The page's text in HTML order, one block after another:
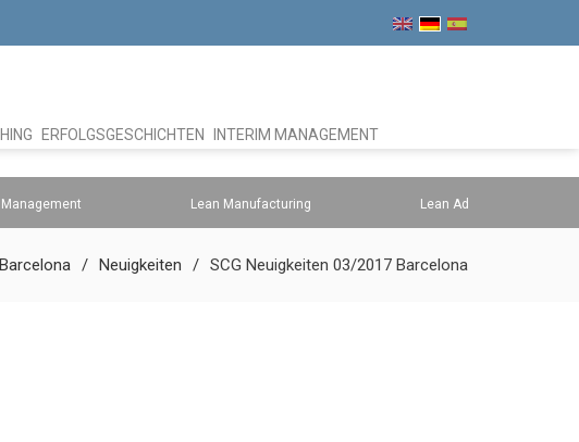
ERFOLGSGESCHICHTEN INTERIM MANAGEMENT
Lean Manufacturing Lean Administration
Neuigkeiten SCG Neuigkeiten 03/2017 Barcelona